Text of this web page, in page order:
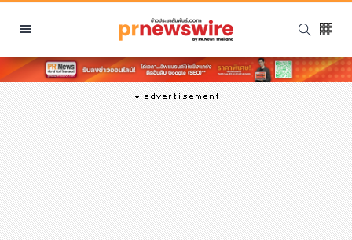
หมวดหมู่
พีอาร์ นิวส์ไวร์
สินค้า, บริการ
โปรโมชั่น
งานอีเว้นท์
รีวิว
บันเทิง
นักแสดง, นักร้อง, โมเดล